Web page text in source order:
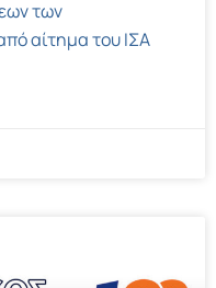
των
αίτημα του ΙΣΑ